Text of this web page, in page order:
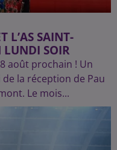
L’AS SAINT-
LUNDI SOIR
août prochain ! Un
la réception de Pau
Le mois...